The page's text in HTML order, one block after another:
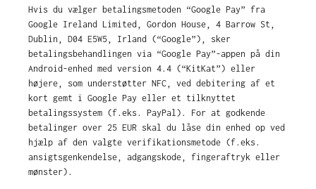
Hvis du vælger betalingsmetoden “Google Pay” fra
Google Ireland Limited, Gordon House, 4 Barrow St,
Dublin, D04 E5W5, Irland (“Google”), sker
betalingsbehandlingen via “Google Pay”-appen på din
Android-enhed med version 4.4 (“KitKat”) eller
højere, som understøtter NFC, ved debitering af et
kort gemt i Google Pay eller et tilknyttet
betalingssystem (f.eks. PayPal). For at godkende
betalinger over 25 EUR skal du låse din enhed op ved
hjælp af den valgte verifikationsmetode (f.eks.
ansigtsgenkendelse, adgangskode, fingeraftryk eller
mønster).